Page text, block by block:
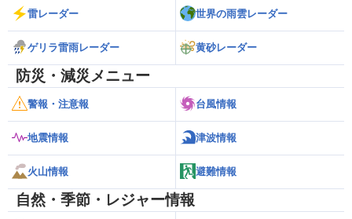
雷レーダー 世界の雨雲レーダー
ゲリラ雷雨レーダー 黄砂レーダー
防災・減災メニュー
警報・注意報 台風情報
地震情報 津波情報
火山情報 避難情報
自然・季節・レジャー情報